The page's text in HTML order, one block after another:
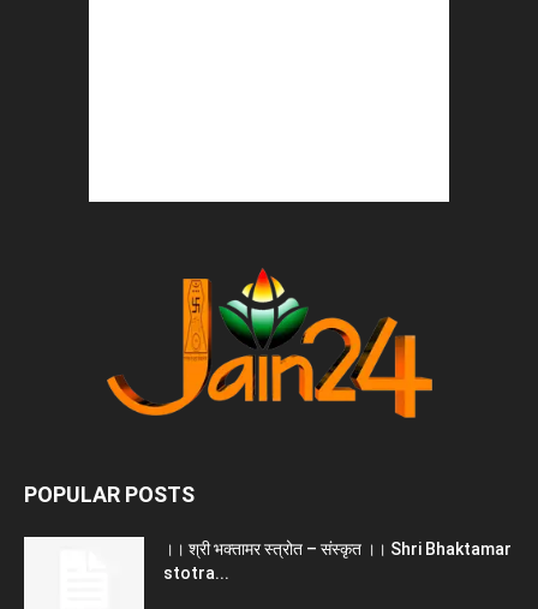
POPULAR POSTS
।। श्री भक्तामर स्त्रोत – संस्कृत ।। Shri Bhaktamar
stotra...